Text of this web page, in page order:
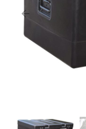
Zurück
arrow_backward